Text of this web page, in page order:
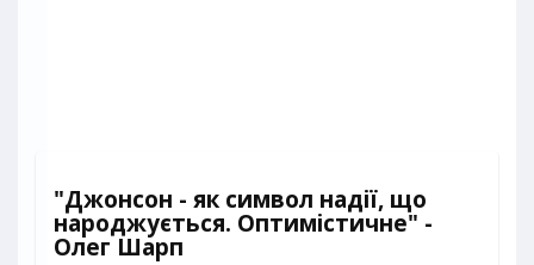
"Джонсон - як символ надії, що
народжується. Оптимістичне" -
Олег Шарп